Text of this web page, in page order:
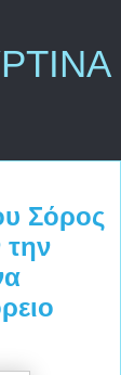
Σόρος
την